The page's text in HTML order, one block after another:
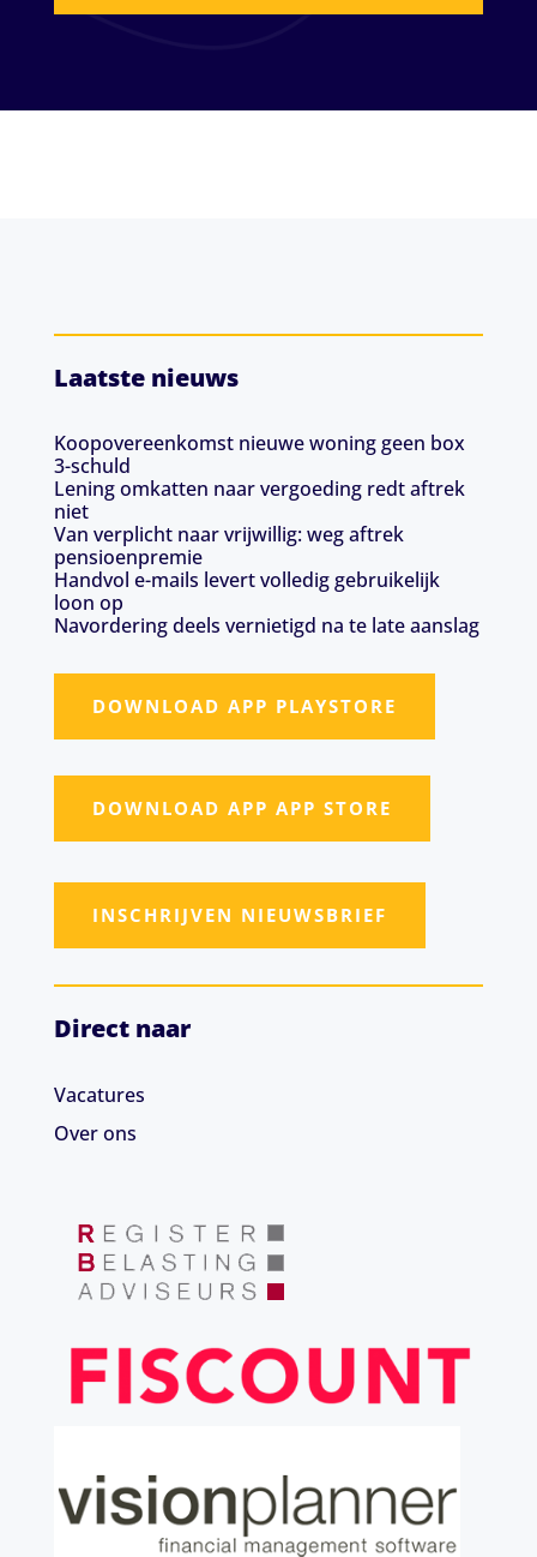
Laatste nieuws
Koopovereenkomst nieuwe woning geen box
3-schuld
Lening omkatten naar vergoeding redt aftrek
niet
Van verplicht naar vrijwillig: weg aftrek
pensioenpremie
Handvol e-mails levert volledig gebruikelijk
loon op
Navordering deels vernietigd na te late aanslag
DOWNLOAD APP PLAYSTORE
DOWNLOAD APP APP STORE
INSCHRIJVEN NIEUWSBRIEF
Direct naar
Vacatures
Over ons